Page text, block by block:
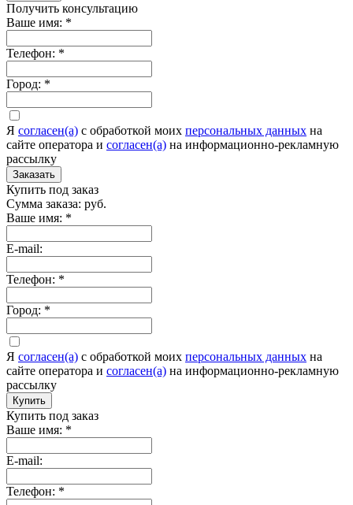
Получить консультацию
Ваше имя: *
Телефон: *
Город: *
Я согласен(а) c обработкой моих персональных данных на
сайте оператора и согласен(а) на информационно-рекламную
рассылку
Заказать
Купить под заказ
Сумма заказа: руб.
Ваше имя: *
E-mail:
Телефон: *
Город: *
Я согласен(а) c обработкой моих персональных данных на
сайте оператора и согласен(а) на информационно-рекламную
рассылку
Купить
Купить под заказ
Ваше имя: *
E-mail:
Телефон: *